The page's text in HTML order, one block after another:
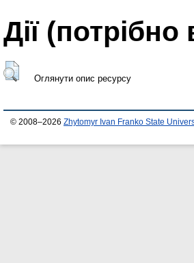
Дії ​​(потрібно
Оглянути опис ресурсу
© 2008–2026 Zhytomyr Ivan Franko State